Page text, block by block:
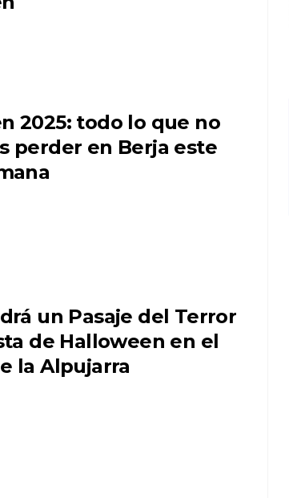
2025: todo lo que no
perder en Berja este
un Pasaje del Terror
de Halloween en el
la Alpujarra